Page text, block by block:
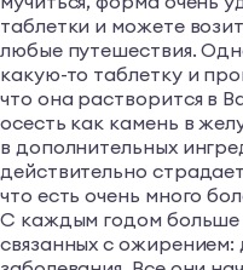
таблетки и можете
любые путешествия.
какую-то таблетку и
что она растворится в
осесть как камень в
в дополнительных
действительно
что есть очень много
С каждым годом больше
связанных с ожирением: